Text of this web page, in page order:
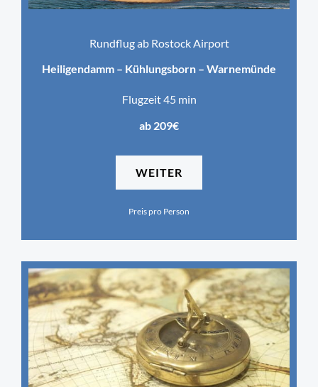
Rundflug ab Rostock Airport
Heiligendamm – Kühlungsborn – Warnemünde
Flugzeit 45 min
ab 209€
WEITER
Preis pro Person